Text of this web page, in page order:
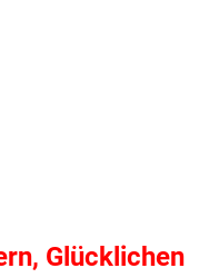
Glücklichen